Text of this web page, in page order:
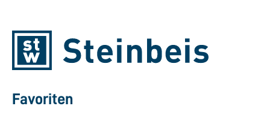
Favoriten